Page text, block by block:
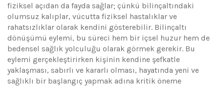
fiziksel açıdan da fayda sağlar; çünkü bilinçaltındaki
olumsuz kalıplar, vücutta fiziksel hastalıklar ve
rahatsızlıklar olarak kendini gösterebilir. Bilinçaltı
dönüşümü eylemi, bu süreci hem bir içsel huzur hem de
bedensel sağlık yolculuğu olarak görmek gerekir. Bu
eylemi gerçekleştirirken kişinin kendine şefkatle
yaklaşması, sabırlı ve kararlı olması, hayatında yeni ve
sağlıklı bir başlangıç yapmak adına kritik öneme